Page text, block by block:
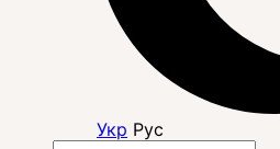
Укр Рус